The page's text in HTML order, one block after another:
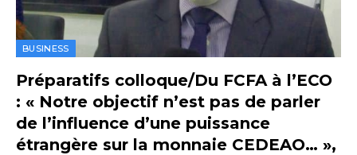
BUSINESS
Préparatifs colloque/Du FCFA à l’ECO
: « Notre objectif n’est pas de parler
de l’influence d’une puissance
étrangère sur la monnaie CEDEAO… »,